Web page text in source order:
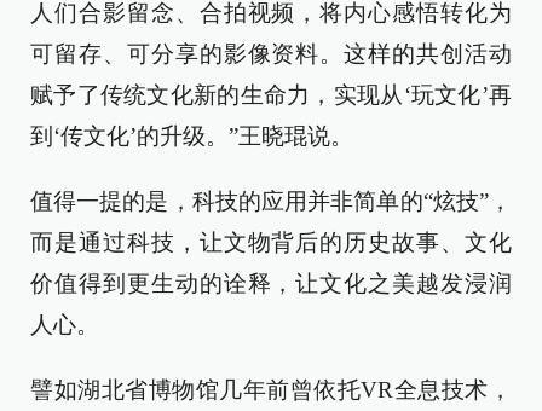
人们合影留念、合拍视频，将内心感悟转化为
可留存、可分享的影像资料。这样的共创活动
赋予了传统文化新的生命力，实现从‘玩文化’再
到‘传文化’的升级。”王晓琨说。
值得一提的是，科技的应用并非简单的“炫技”，
而是通过科技，让文物背后的历史故事、文化
价值得到更生动的诠释，让文化之美越发浸润
人心。
譬如湖北省博物馆几年前曾依托VR全息技术，